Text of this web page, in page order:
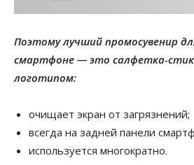
Поэтому лучший промосувенир
смартфоне — это салфетка-
логотипом:
очищает экран от загрязнений;
всегда на задней панели
используется многократно.